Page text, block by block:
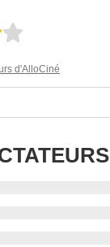
d'AlloCiné